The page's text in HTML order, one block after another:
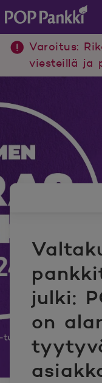
POP Pankki,
Varoitus:
viesteillä ja
julki:
on